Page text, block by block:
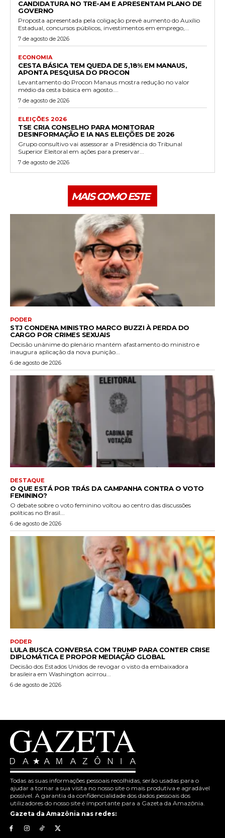
CANDIDATURA NO TRE-AM E APRESENTAM PLANO DE
GOVERNO
Proposta apresentada pela coligação prevê aumento do Auxílio
Estadual, concursos públicos, investimentos em emprego,...
7 de agosto de 2026
ECONOMIA
CESTA BÁSICA TEM QUEDA DE 5,18% EM MANAUS,
APONTA PESQUISA DO PROCON
Levantamento do Procon Manaus mostra redução no valor
médio da cesta básica em agosto....
7 de agosto de 2026
ELEIÇÕES 2026
TSE CRIA CONSELHO PARA MONITORAR
DESINFORMAÇÃO E IA NAS ELEIÇÕES DE 2026
Grupo consultivo vai assessorar a Presidência do Tribunal
Superior Eleitoral em ações para preservar...
7 de agosto de 2026
MAIS COMO ESTE
PODER
STJ CONDENA MINISTRO MARCO BUZZI À PERDA DO
CARGO POR CRIMES SEXUAIS
Decisão unânime do plenário mantém afastamento do ministro e
inaugura aplicação da nova punição...
6 de agosto de 2026
DESTAQUE
O QUE ESTÁ POR TRÁS DA CAMPANHA CONTRA O VOTO
FEMININO?
O debate sobre o voto feminino voltou ao centro das discussões
políticas no Brasil...
6 de agosto de 2026
PODER
LULA BUSCA CONVERSA COM TRUMP PARA CONTER CRISE
DIPLOMÁTICA E PROPOR MEDIAÇÃO GLOBAL
Decisão dos Estados Unidos de revogar o visto da embaixadora
brasileira em Washington acirrou...
6 de agosto de 2026
Todas as suas informações pessoais recolhidas, serão usadas para o
ajudar a tornar a sua visita no nosso site o mais produtiva e agradável
possível. A garantia da confidencialidade dos dados pessoais dos
utilizadores do nosso site é importante para a Gazeta da Amazônia.
Gazeta da Amazônia nas redes: